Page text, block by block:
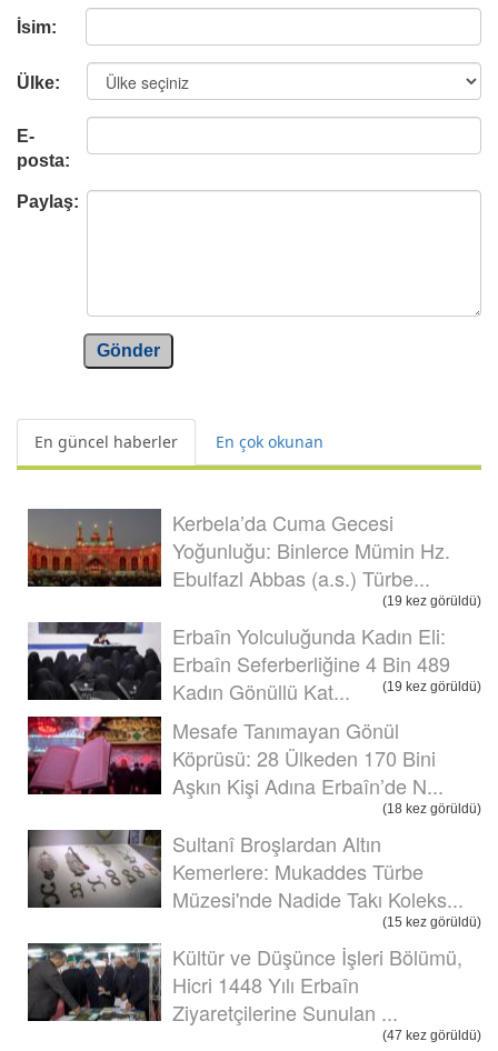
İsim:
Ülke:
E-
posta:
Paylaş:
Gönder
En güncel haberler En çok okunan
Kerbela’da Cuma Gecesi
Yoğunluğu: Binlerce Mümin Hz.
Ebulfazl Abbas (a.s.) Türbe...
(19 kez görüldü)
Erbaîn Yolculuğunda Kadın Eli:
Erbaîn Seferberliğine 4 Bin 489
Kadın Gönüllü Kat...
(19 kez görüldü)
Mesafe Tanımayan Gönül
Köprüsü: 28 Ülkeden 170 Bini
Aşkın Kişi Adına Erbaîn’de N...
(18 kez görüldü)
Sultanî Broşlardan Altın
Kemerlere: Mukaddes Türbe
Müzesi'nde Nadide Takı Koleks...
(15 kez görüldü)
Kültür ve Düşünce İşleri Bölümü,
Hicri 1448 Yılı Erbaîn
Ziyaretçilerine Sunulan ...
(47 kez görüldü)